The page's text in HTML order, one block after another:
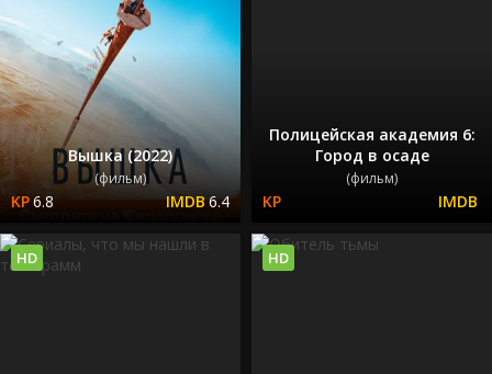
Вышка (2022)
(фильм)
6.8 6.4
Полицейская академия 6:
Город в осаде
(фильм)
HD HD